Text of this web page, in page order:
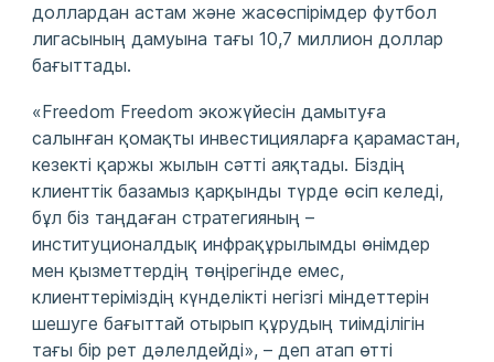
доллардан астам және жасөспірімдер футбол
лигасының дамуына тағы 10,7 миллион доллар
бағыттады.
«Freedom Freedom экожүйесін дамытуға
салынған қомақты инвестицияларға қарамастан,
кезекті қаржы жылын сәтті аяқтады. Біздің
клиенттік базамыз қарқынды түрде өсіп келеді,
бұл біз таңдаған стратегияның –
институционалдық инфрақұрылымды өнімдер
мен қызметтердің төңірегінде емес,
клиенттеріміздің күнделікті негізгі міндеттерін
шешуге бағыттай отырып құрудың тиімділігін
тағы бір рет дәлелдейді», – деп атап өтті